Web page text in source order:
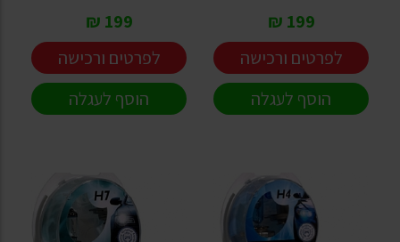
199 ₪
לפרטים ורכישה
הוסף לעגלה
199 ₪
לפרטים ורכישה
הוסף לעגלה